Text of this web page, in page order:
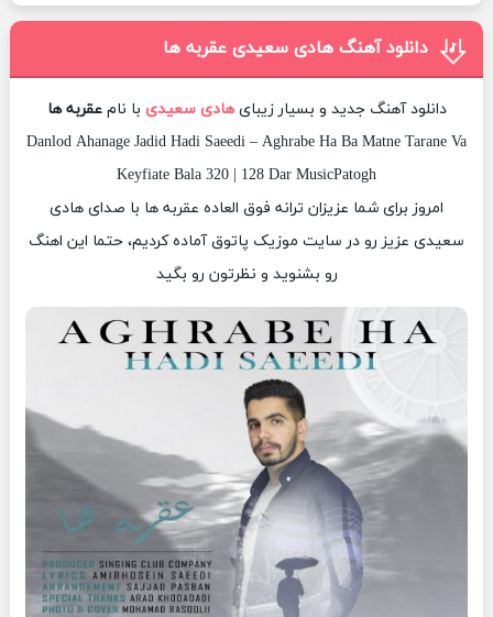
دانلود آهنگ هادی سعیدی عقربه ها
دانلود آهنگ جدید و بسیار زیبایهادی سعیدی با نامعقربه ها
Danlod Ahanage Jadid Hadi Saeedi – Aghrabe Ha Ba Matne Tarane Va
Keyfiate Bala 320 | 128 Dar MusicPatogh
امروز برای شما عزیزان ترانه فوق العاده عقربه ها با صدای هادی
سعیدی عزیز رو در سایت موزیک پاتوق آماده کردیم، حتما این اهنگ
رو بشنوید و نظرتون رو بگید